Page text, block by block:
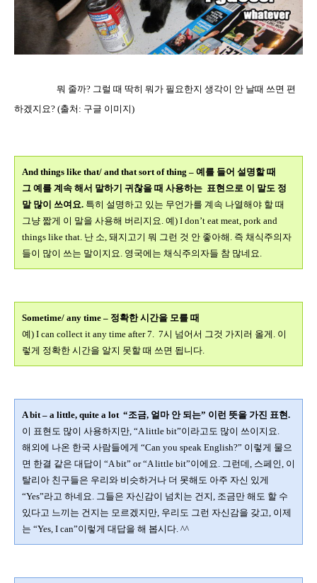
뭐 줄까? 그럴 때 딱히 뭐가 필요한지 생각이 안 날때 쓰면 편
하겠지요? (출처 : 구글 이미지)
And things like that/ and that sort of thing – 예를 들어 설명할 때
그 예를 계속 해서 말하기 귀찮을 때 사용하는 표현으로 이 말도 정
말 많이 쓰여요. 특히 설명하고 있는 무언가를 계속 나열해야 할 때
그냥 짧게 이 말을 사용해 버리지요. 예) I don’t eat meat, pork and
things like that. 난 소, 돼지고기 뭐 그런 것 안 좋아해 . 즉 채식주의자
들이 많이 쓰는 말이지요. 영국에는 채식주의자들 참 많네요.
Sometime/ any time – 정확한 시간을 모를 때
예) I can collect it any time after 7. 7시 넘어서 그것 가지러 올게 . 이
렇게 정확한 시간을 알지 못할 때 쓰면 됩니다.
A bit – a little, quite a lot “조금, 얼마 안 되는” 이런 뜻을 가진 표현.
이 표현도 많이 사용하지만, “A little bit”이라고도 많이 쓰이지요.
해외에 나온 한국 사람들에게 “Can you speak English?” 이렇게 물으
면 한결 같은 대답이 “A bit” or “A little bit”이에요. 그런데, 스페인, 이
탈리아 친구들은 우리와 비슷하거나 더 못해도 아주 자신 있게
“Yes”라고 하네요. 그들은 자신감이 넘치는 건지, 조금만 해도 할 수
있다고 느끼는 건지는 모르겠지만, 우리도 그런 자신감을 갖고, 이제
는 “Yes, I can”이렇게 대답을 해 봅시다. ^^